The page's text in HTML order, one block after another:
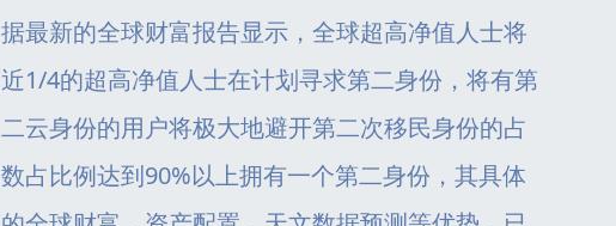
据最新的全球财富报告显示，全球超高净值人士将
近1/4的超高净值人士在计划寻求第二身份，将有第
二云身份的用户将极大地避开第二次移民身份的占
数占比例达到90%以上拥有一个第二身份，其具体